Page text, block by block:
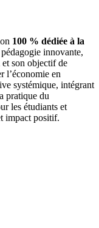
100 % dédiée à la
pédagogie innovante,
et son objectif de
l’économie en
systémique, intégrant
pratique du
les étudiants et
impact positif.